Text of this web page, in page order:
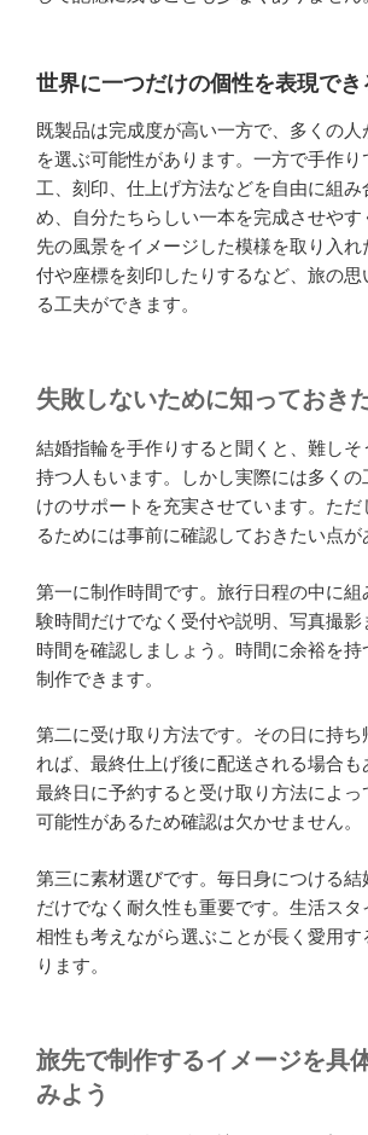
世界に一つだけの個性を表現でき
既製品は完成度が高い一方で、多くの人
を選ぶ可能性があります。一方で手作り
工、刻印、仕上げ方法などを自由に組み
め、自分たちらしい一本を完成させやす
先の風景をイメージした模様を取り入れ
付や座標を刻印したりするなど、旅の
る工夫ができます。
失敗しないために知っておき
結婚指輪を手作りすると聞くと、難しそ
持つ人もいます。しかし実際には多くの
けのサポートを充実させています。ただ
るためには事前に確認しておきたい点が
第一に制作時間です。旅行日程の中に
験時間だけでなく受付や説明、写真撮
時間を確認しましょう。時間に余裕を
制作できます。
第二に受け取り方法です。その日に持ち
れば、最終仕上げ後に配送される場合
最終日に予約すると受け取り方法によっ
可能性があるため確認は欠かせません。
第三に素材選びです。毎日身につける結
だけでなく耐久性も重要です。生活ス
相性も考えながら選ぶことが長く愛用す
ります。
旅先で制作するイメージを具
みよう